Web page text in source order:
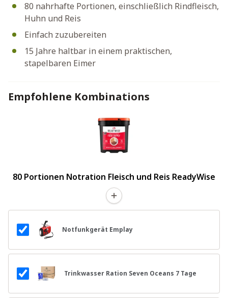
80 nahrhafte Portionen, einschließlich Rindfleisch,
Huhn und Reis
Einfach zuzubereiten
15 Jahre haltbar in einem praktischen,
stapelbaren Eimer
Empfohlene Kombinations
80 Portionen Notration Fleisch und Reis ReadyWise
Notfunkgerät Emplay
Trinkwasser Ration Seven Oceans 7 Tage